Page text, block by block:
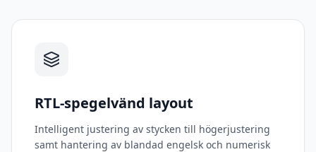
RTL-spegelvänd layout
Intelligent justering av stycken till högerjustering
samt hantering av blandad engelsk och numerisk